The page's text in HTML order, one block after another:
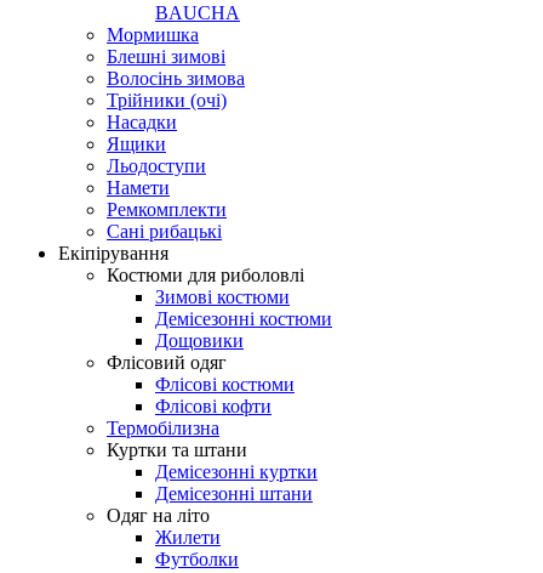
BAUCHA
Мормишка
Блешні зимові
Волосінь зимова
Трійники (очі)
Насадки
Ящики
Льодоступи
Намети
Ремкомплекти
Сані рибацькі
Екіпірування
Костюми для риболовлі
Зимові костюми
Демісезонні костюми
Дощовики
Флісовий одяг
Флісові костюми
Флісові кофти
Термобілизна
Куртки та штани
Демісезонні куртки
Демісезонні штани
Одяг на літо
Жилети
Футболки